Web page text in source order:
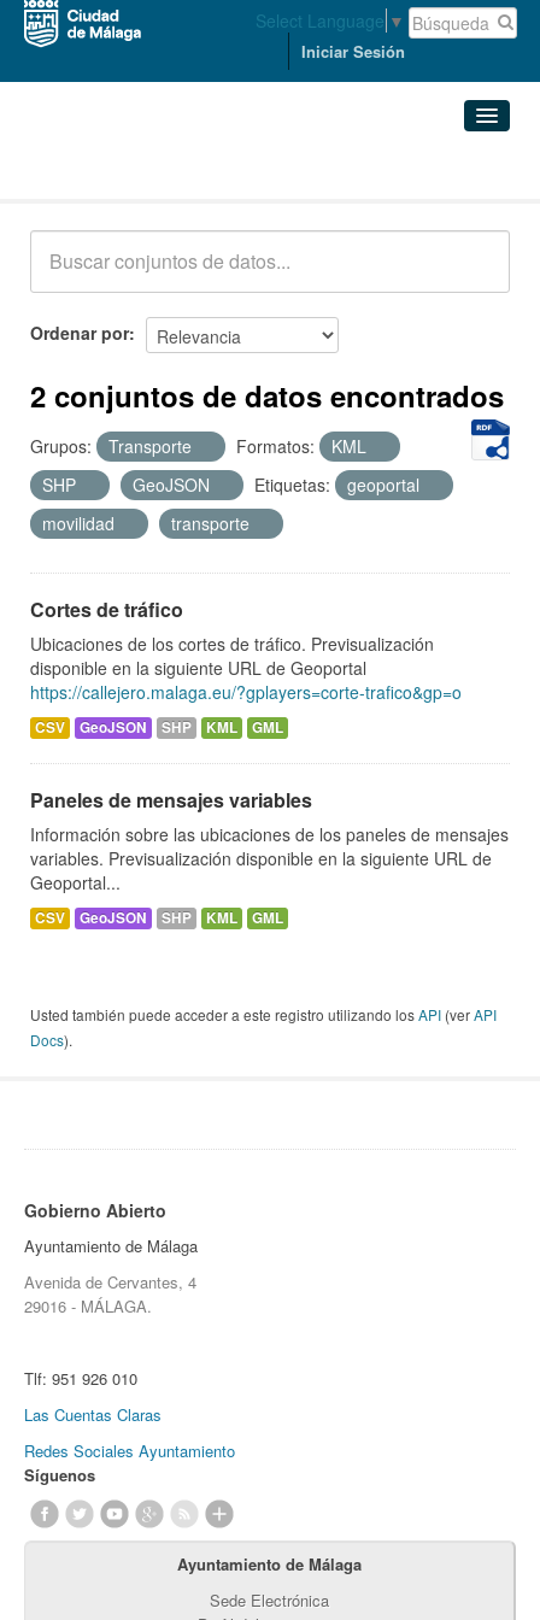
Select Language ▼
Iniciar Sesión
Acerca de
Ordenar por
2 conjuntos de datos encontrados
Grupos: Transporte Formatos:
KML
SHP
GeoJSON Etiquetas:
geoportal
movilidad
transporte
Cortes de tráfico
Ubicaciones de los cortes de tráfico. Previsualización
disponible en la siguiente URL de Geoportal
https://callejero.malaga.eu/?gplayers=corte-trafico&gp=o
CSV GeoJSON SHP KML GML
Paneles de mensajes variables
Información sobre las ubicaciones de los paneles de mensajes
variables. Previsualización disponible en la siguiente URL de
Geoportal...
CSV GeoJSON SHP KML GML
Usted también puede acceder a este registro utilizando losAPI (verAPI
Docs).
Gobierno Abierto
Ayuntamiento de Málaga
Avenida de Cervantes, 4
29016 - MÁLAGA.
Tlf: 951 926 010
Las Cuentas Claras
Redes Sociales Ayuntamiento
Síguenos
Ayuntamiento de Málaga
Sede Electrónica